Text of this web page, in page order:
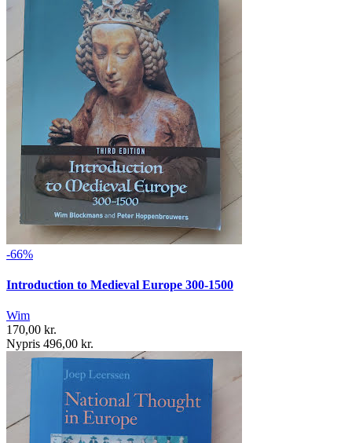
-66%
Introduction to Medieval Europe 300-1500
Wim
170,00 kr.
Nypris 496,00 kr.